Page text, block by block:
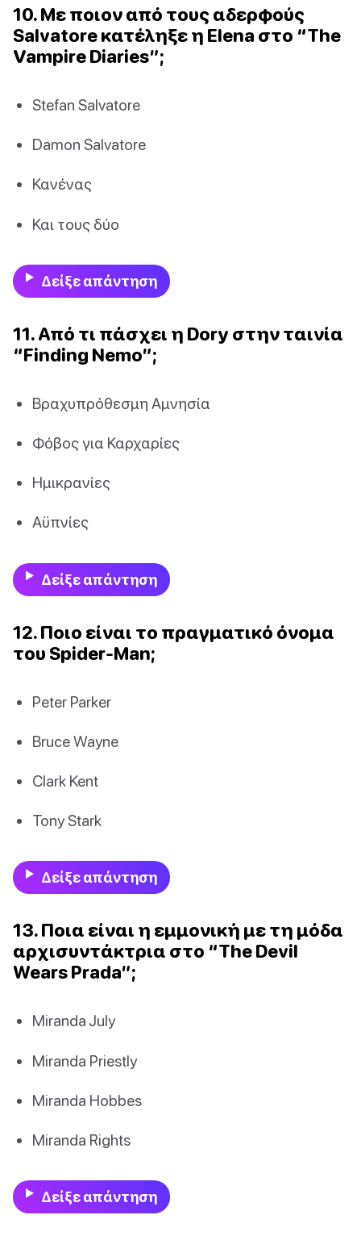
10. Με ποιον από τους αδερφούς
Salvatore κατέληξε η Elena στο “The
Vampire Diaries”;
Stefan Salvatore
Damon Salvatore
Κανένας
Και τους δύο
Δείξε απάντηση
11. Από τι πάσχει η Dory στην ταινία
“Finding Nemo”;
Βραχυπρόθεσμη Αμνησία
Φόβος για Καρχαρίες
Ημικρανίες
Αϋπνίες
Δείξε απάντηση
12. Ποιο είναι το πραγματικό όνομα
του Spider-Man;
Peter Parker
Bruce Wayne
Clark Kent
Tony Stark
Δείξε απάντηση
13. Ποια είναι η εμμονική με τη μόδα
αρχισυντάκτρια στο “The Devil
Wears Prada”;
Miranda July
Miranda Priestly
Miranda Hobbes
Miranda Rights
Δείξε απάντηση